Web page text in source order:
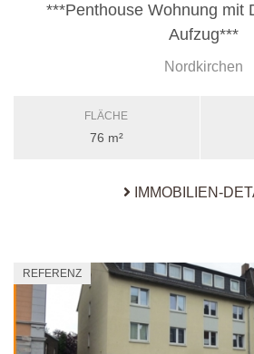
***Penthouse Wohnung mit
Aufzug***
Nordkirchen
FLÄCHE
76 m²
IMMOBILIEN-
REFERENZ